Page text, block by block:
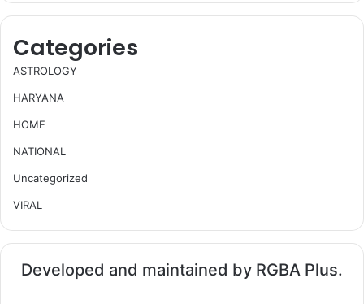
Categories
ASTROLOGY
HARYANA
HOME
NATIONAL
Uncategorized
VIRAL
Developed and maintained by RGBA Plus.